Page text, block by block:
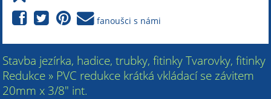
fanoušci s námi
Stavba jezírka, hadice, trubky, fitinky Tvarovky, fitinky
Redukce » PVC redukce krátká vkládací se závitem
20mm x 3/8" int.